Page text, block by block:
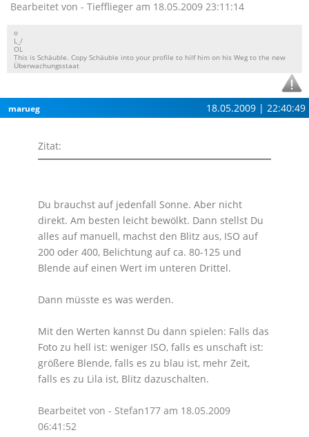
Bearbeitet von - Tiefflieger am 18.05.2009 23:11:14
o
L_/
OL
This is Schäuble. Copy Schäuble into your profile to hilf him on his Weg to the new
Überwachungsstaat
marueg 18.05.2009 | 22:40:49
Zitat:
Du brauchst auf jedenfall Sonne. Aber nicht
direkt. Am besten leicht bewölkt. Dann stellst Du
alles auf manuell, machst den Blitz aus, ISO auf
200 oder 400, Belichtung auf ca. 80-125 und
Blende auf einen Wert im unteren Drittel.
Dann müsste es was werden.
Mit den Werten kannst Du dann spielen: Falls das
Foto zu hell ist: weniger ISO, falls es unschaft ist:
größere Blende, falls es zu blau ist, mehr Zeit,
falls es zu Lila ist, Blitz dazuschalten.
Bearbeitet von - Stefan177 am 18.05.2009
06:41:52